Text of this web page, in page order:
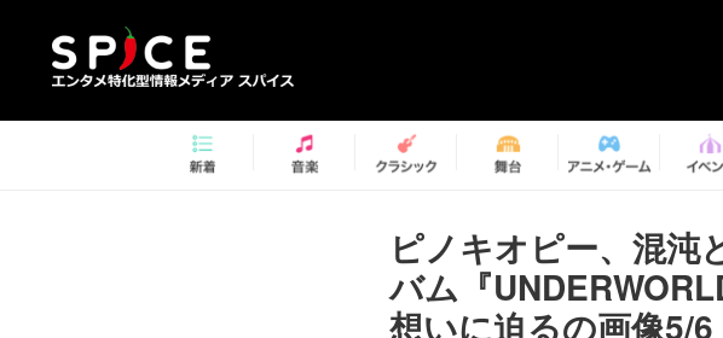
ピノキオピー、混沌
バム『
想いに迫るの画像5/6